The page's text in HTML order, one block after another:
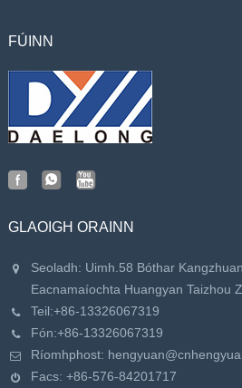
FÚINN
GLAOIGH ORAINN
Seoladh: Uimh.58 Bóthar
Eacnamaíochta Huangyan Taizhou
Teil:+86-13326067319
Fón:+86-13326067319
Ríomhphost:
Facs: +86-576-84201717